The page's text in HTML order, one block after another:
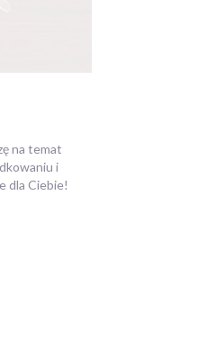
na temat
i
dla Ciebie!